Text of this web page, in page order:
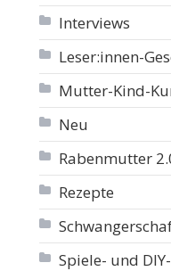
Interviews
Leser:innen-
Mutter-Kind-
Neu
Rabenmutter
Rezepte
Spiele- und